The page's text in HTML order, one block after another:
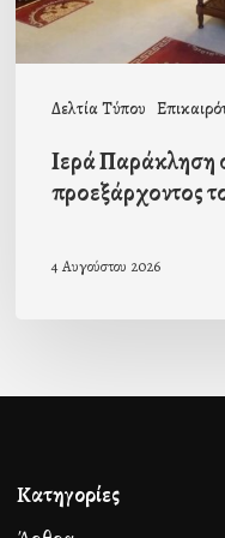
Δελτία Τύπου
Σεβ
Ιερά Παράκληση
προεξάρχοντος
4 Αυγούστου 2026
Κατηγορίες